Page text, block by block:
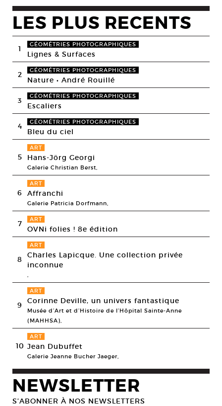
LES PLUS RECENTS
1 GÉOMÉTRIES PHOTOGRAPHIQUES
Lignes & Surfaces
2 GÉOMÉTRIES PHOTOGRAPHIQUES
Nature • André Rouillé
3 GÉOMÉTRIES PHOTOGRAPHIQUES
Escaliers
4 GÉOMÉTRIES PHOTOGRAPHIQUES
Bleu du ciel
5
ART
Hans-Jörg Georgi
Galerie Christian Berst,
6
ART
Affranchi
Galerie Patricia Dorfmann,
7 ART
OVNi folies ! 8e édition
8
ART
Charles Lapicque. Une collection privée
inconnue
,
9
ART
Corinne Deville, un univers fantastique
Musée d’Art et d’Histoire de l’Hôpital Sainte-Anne
(MAHHSA),
10
ART
Jean Dubuffet
Galerie Jeanne Bucher Jaeger,
NEWSLETTER
S’ABONNER À NOS NEWSLETTERS